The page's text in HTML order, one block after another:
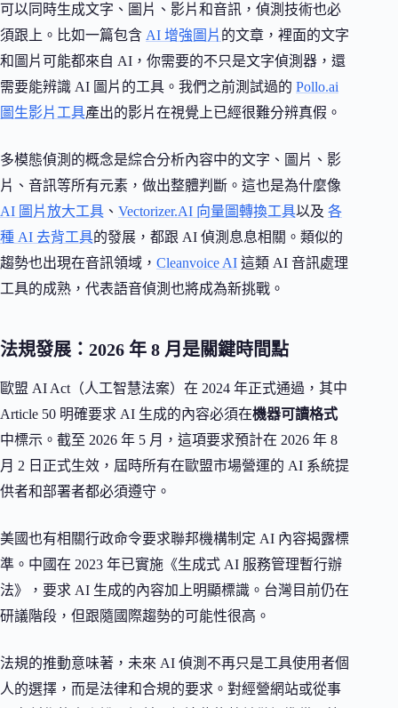
可以同時生成文字、圖片、影片和音訊，偵測技術也必
須跟上。比如一篇包含 AI 增強圖片 的文章，裡面的文字
和圖片可能都來自 AI，你需要的不只是文字偵測器，還
需要能辨識 AI 圖片的工具。我們之前測試過的 Pollo.ai
圖生影片工具產出的影片在視覺上已經很難分辨真假。
多模態偵測的概念是綜合分析內容中的文字、圖片、影
片、音訊等所有元素，做出整體判斷。這也是為什麼像
AI 圖片放大工具 、 Vectorizer.AI 向量圖轉換工具以及 各
種 AI 去背工具的發展，都跟 AI 偵測息息相關。類似的
趨勢也出現在音訊領域， Cleanvoice AI 這類 AI 音訊處理
工具的成熟，代表語音偵測也將成為新挑戰。
法規發展：2026 年 8 月是關鍵時間點
歐盟 AI Act（人工智慧法案）在 2024 年正式通過，其中
Article 50 明確要求 AI 生成的內容必須在機器可讀格式
中標示。截至 2026 年 5 月，這項要求預計在 2026 年 8
月 2 日正式生效，屆時所有在歐盟市場營運的 AI 系統提
供者和部署者都必須遵守。
美國也有相關行政命令要求聯邦機構制定 AI 內容揭露標
準。中國在 2023 年已實施《生成式 AI 服務管理暫行辦
法》，要求 AI 生成的內容加上明顯標識。台灣目前仍在
研議階段，但跟隨國際趨勢的可能性很高。
法規的推動意味著，未來 AI 偵測不再只是工具使用者個
人的選擇，而是法律和合規的要求。對經營網站或從事